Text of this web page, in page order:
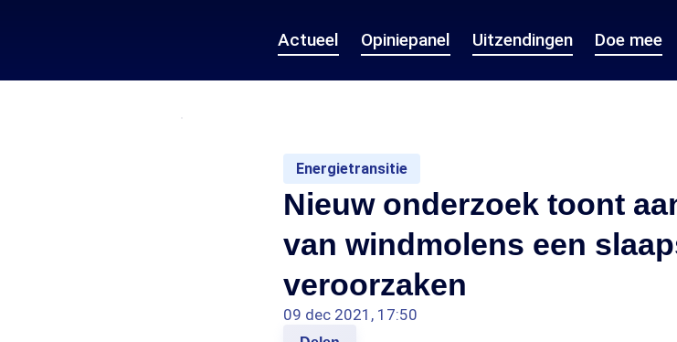
Actueel Opiniepanel Uitzendingen Doe mee
Energietransitie
Nieuw onderzoek toont
van windmolens een
veroorzaken
09 dec 2021, 17:50